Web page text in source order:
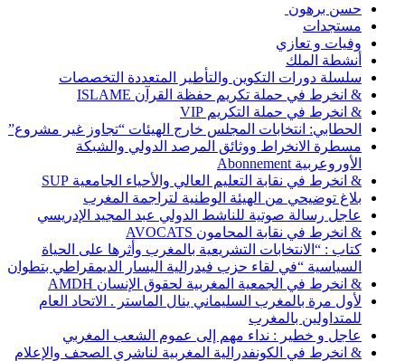
حسن برهون
مستجدات
وفيات و تعازي
أنشطة الملك
سلسلة دورات التكوين والتأطير المتعددة التخصصات
& انخرط في حملة تكريم حفظة القرآن ISLAME
& انخرط في حملة التكريم VIP
الحطابي: انتخابات المجلس خارج الهيئات “تجاوز غير مشروع”
مسطرة الانخراط ووثائق المرصد الدولي والشبكة
الأوروعربية Abonnement
& انخرط في نقابة التعليم العالي والأحياء الجامعية SUP
بلاغ توضيحي من الهيئة الوطنية لتراجمة المغرب
عاجل رسالة صوتية للناشط الدولي عبد المجيد الإدريسي
& انخرط في نقابة المحامون AVOCATS
كتاب : “الانتخابات التشريعية بالمغرب وأثرها على الحياة
السياسية “في لقاء حزب فيدرالية اليسار الديمقراطي بتطوان
& انخرط في الجمعية المغربية لحقوق الإنسان AMDH
لأول مرة بالمغرب السليماني ينال الماستر . الاتحاد العام
للمتداولين بالمغرب
عاجل و خطير : نداء مهم إلى عموم الشعب المغربي
& انخرط في الكونفدرالية المغربية لناشري الصحف والإعلام